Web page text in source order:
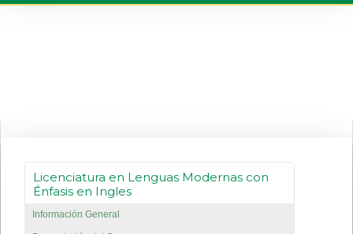
Licenciatura en Lenguas Modernas con
Énfasis en Ingles
Información General